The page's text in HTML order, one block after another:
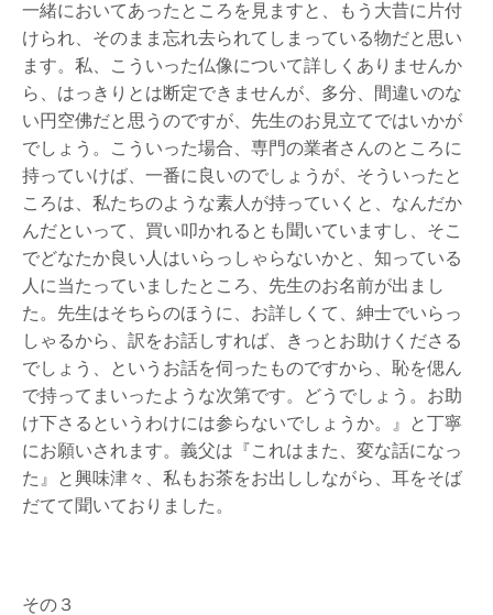
一緒においてあったところを見ますと、もう大昔に片付
けられ、そのまま忘れ去られてしまっている物だと思い
ます。私、こういった仏像について詳しくありませんか
ら、はっきりとは断定できませんが、多分、間違いのな
い円空佛だと思うのですが、先生のお見立てではいかが
でしょう。こういった場合、専門の業者さんのところに
持っていけば、一番に良いのでしょうが、そういったと
ころは、私たちのような素人が持っていくと、なんだか
んだといって、買い叩かれるとも聞いていますし、そこ
でどなたか良い人はいらっしゃらないかと、知っている
人に当たっていましたところ、先生のお名前が出まし
た。先生はそちらのほうに、お詳しくて、紳士でいらっ
しゃるから、訳をお話しすれば、きっとお助けくださる
でしょう、というお話を伺ったものですから、恥を偲ん
で持ってまいったような次第です。どうでしょう。お助
け下さるというわけには参らないでしょうか。』と丁寧
にお願いされます。義父は『これはまた、変な話になっ
た』と興味津々、私もお茶をお出ししながら、耳をそば
だてて聞いておりました。
その３